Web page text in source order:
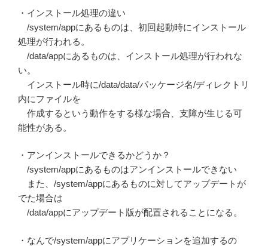
・インストール処理の違い
/system/appにあるものは、初回起動時にインストール
処理が行われる。
/data/appにあるものは、インストール処理が行われな
い。
インストール時に/data/data/パッケージ名/ディレクトリ
内にファイルを
作成するという動作をする様な場合、支障が生じる可
能性がある。
・アンインストールできるかどうか？
/system/appにあるものはアンインストールできない
また、/system/appにあるものに対してアップデートが
でた場合は
/data/appにアップデート版が配置されることになる。
・なんで/system/appにアプリケーションを追加するの